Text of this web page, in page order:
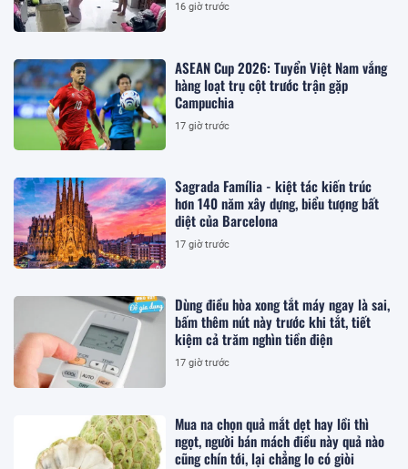
16 giờ trước
ASEAN Cup 2026: Tuyển Việt Nam vắng
hàng loạt trụ cột trước trận gặp
Campuchia
17 giờ trước
Sagrada Família - kiệt tác kiến trúc
hơn 140 năm xây dựng, biểu tượng bất
diệt của Barcelona
17 giờ trước
Dùng điều hòa xong tắt máy ngay là sai,
bấm thêm nút này trước khi tắt, tiết
kiệm cả trăm nghìn tiền điện
17 giờ trước
Mua na chọn quả mắt dẹt hay lồi thì
ngọt, người bán mách điều này quả nào
cũng chín tới, lại chẳng lo có giòi